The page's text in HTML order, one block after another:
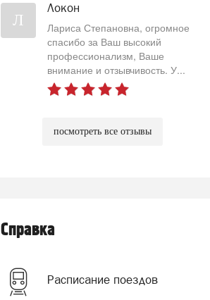
Л
Локон
Лариса Степановна, огромное
спасибо за Ваш высокий
профессионализм, Ваше
внимание и отзывчивость. У...
посмотреть все отзывы
Справка
Расписание поездов